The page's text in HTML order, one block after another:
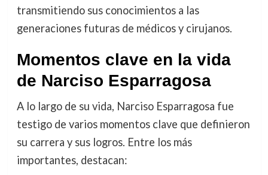
transmitiendo sus conocimientos a las
generaciones futuras de médicos y cirujanos.
Momentos clave en la vida
de Narciso Esparragosa
A lo largo de su vida, Narciso Esparragosa fue
testigo de varios momentos clave que definieron
su carrera y sus logros. Entre los más
importantes, destacan: